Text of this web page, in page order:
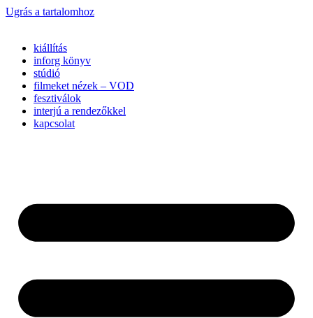
Ugrás a tartalomhoz
kiállítás
inforg könyv
stúdió
filmeket nézek – VOD
fesztiválok
interjú a rendezőkkel
kapcsolat